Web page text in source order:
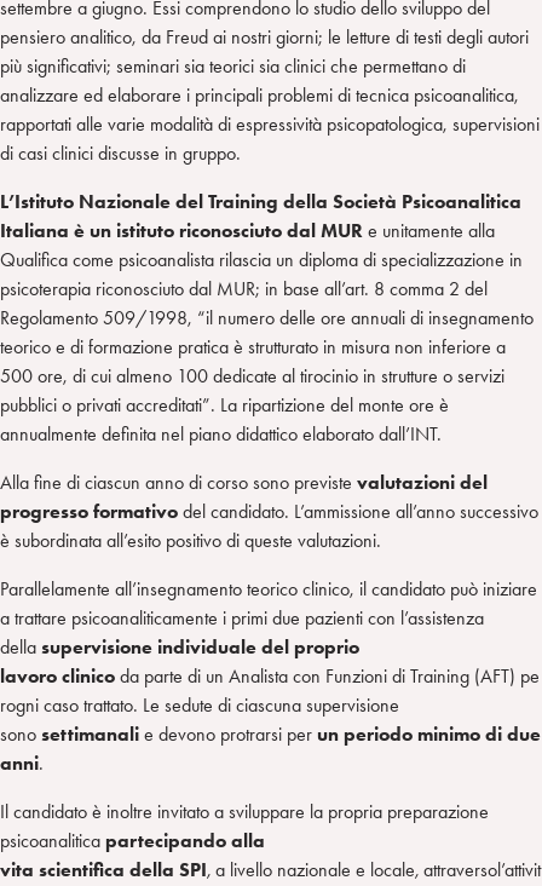
settembre a giugno. Essi comprendono lo studio dello sviluppo del
pensiero analitico, da Freud ai nostri giorni; le letture di testi degli autori
più significativi; seminari sia teorici sia clinici che permettano di
analizzare ed elaborare i principali problemi di tecnica psicoanalitica,
rapportati alle varie modalità di espressività psicopatologica, supervisioni
di casi clinici discusse in gruppo.
L’Istituto Nazionale del Training della Società Psicoanalitica
Italiana è un istituto riconosciuto dal MUR e unitamente alla
Qualifica come psicoanalista rilascia un diploma di specializzazione in
psicoterapia riconosciuto dal MUR; in base all’art. 8 comma 2 del
Regolamento 509/1998, “il numero delle ore annuali di insegnamento
teorico e di formazione pratica è strutturato in misura non inferiore a
500 ore, di cui almeno 100 dedicate al tirocinio in strutture o servizi
pubblici o privati accreditati”. La ripartizione del monte ore è
annualmente definita nel piano didattico elaborato dall’INT.
Alla fine di ciascun anno di corso sono previste valutazioni del
progresso formativo del candidato. L’ammissione all’anno successivo
è subordinata all’esito positivo di queste valutazioni.
Parallelamente all’insegnamento teorico clinico, il candidato può iniziare
a trattare psicoanaliticamente i primi due pazienti con l’assistenza
della supervisione individuale del proprio
lavoro clinico da parte di un Analista con Funzioni di Training (AFT) pe
rogni caso trattato. Le sedute di ciascuna supervisione
sono settimanali e devono protrarsi per un periodo minimo di due
anni.
Il candidato è inoltre invitato a sviluppare la propria preparazione
psicoanalitica partecipando alla
vita scientifica della SPI, a livello nazionale e locale, attraversol’attivit